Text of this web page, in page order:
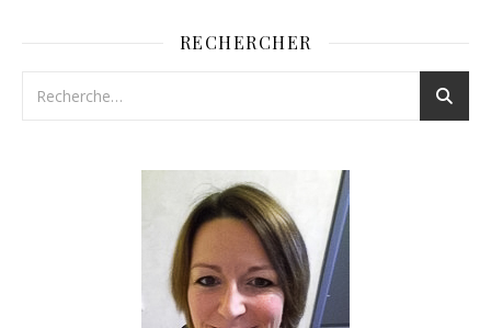
RECHERCHER